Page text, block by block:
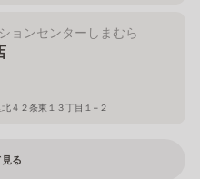
ョンセンターしまむら
４２条東１３丁目１−２
る